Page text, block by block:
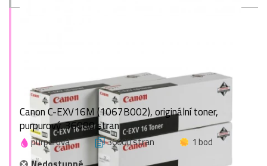
Canon C-EXV16M (1067B002), originální toner,
purpurový, 36000 stran
purpurová 36000 stran
1 bod